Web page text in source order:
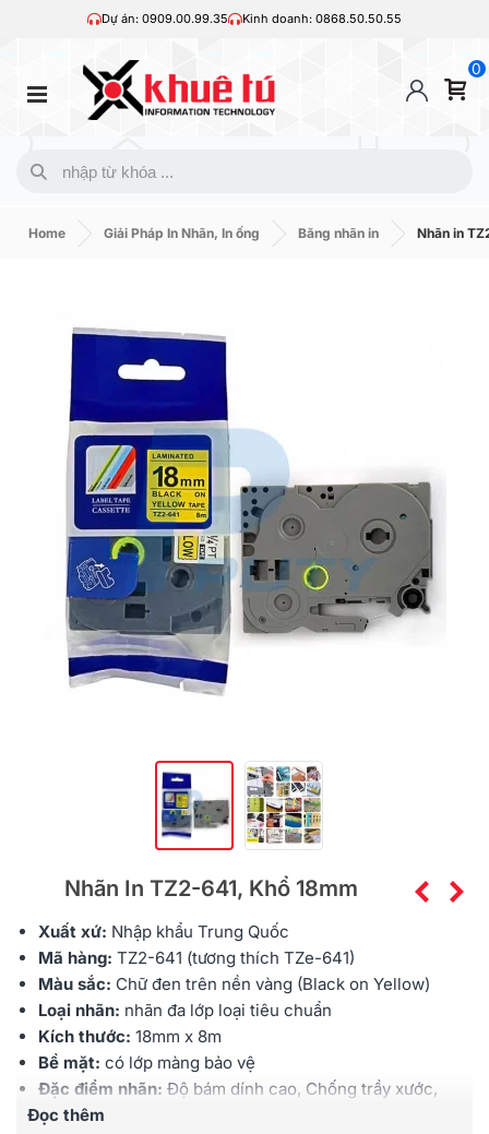
Dự án: 0909.00.99.35 Kinh doanh: 0868.50.50.55
0
Home Giải Pháp In Nhãn, In ống Băng nhãn in Nhãn in
Nhãn In TZ2-641, Khổ 18mm
Xuất xứ: Nhập khẩu Trung Quốc
Mã hàng: TZ2-641 (tương thích TZe-641)
Màu sắc: Chữ đen trên nền vàng (Black on Yellow)
Loại nhãn: nhãn đa lớp loại tiêu chuẩn
Kích thước: 18mm x 8m
Bề mặt: có lớp màng bảo vệ
Đặc điểm nhãn: Độ bám dính cao, Chống trầy xước,
Chịu được hóa chất, Chống thấm nước, Chịu được
Đọc thêm